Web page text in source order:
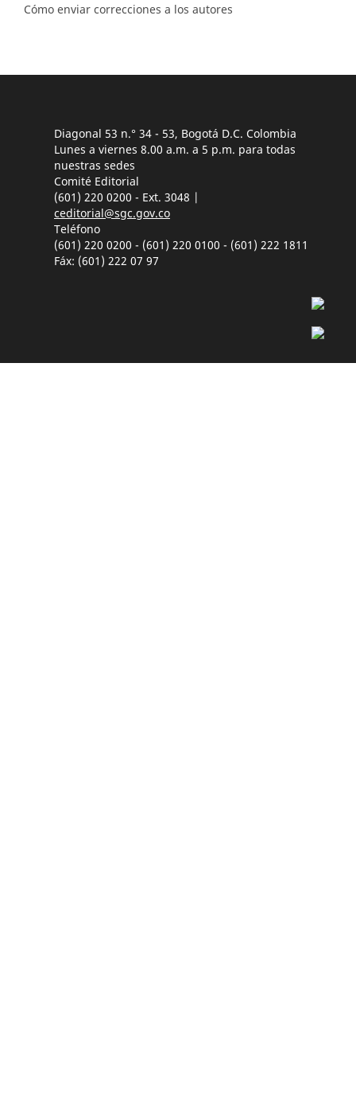
Cómo enviar correcciones a los autores
Diagonal 53 n.° 34 - 53, Bogotá D.C. Colombia
Lunes a viernes 8.00 a.m. a 5 p.m. para todas
nuestras sedes
Comité Editorial
(601) 220 0200 - Ext. 3048 |
ceditorial@sgc.gov.co
Teléfono
(601) 220 0200 - (601) 220 0100 - (601) 222 1811
Fáx: (601) 222 07 97